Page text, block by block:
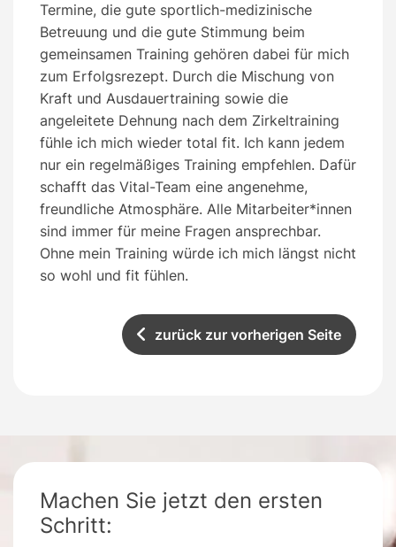
Termine, die gute sportlich-medizinische
Betreuung und die gute Stimmung beim
gemeinsamen Training gehören dabei für mich
zum Erfolgsrezept. Durch die Mischung von
Kraft und Ausdauertraining sowie die
angeleitete Dehnung nach dem Zirkeltraining
fühle ich mich wieder total fit. Ich kann jedem
nur ein regelmäßiges Training empfehlen. Dafür
schafft das Vital-Team eine angenehme,
freundliche Atmosphäre. Alle Mitarbeiter*innen
sind immer für meine Fragen ansprechbar.
Ohne mein Training würde ich mich längst nicht
so wohl und fit fühlen.
zurück zur vorherigen Seite
Machen Sie jetzt den ersten
Schritt: